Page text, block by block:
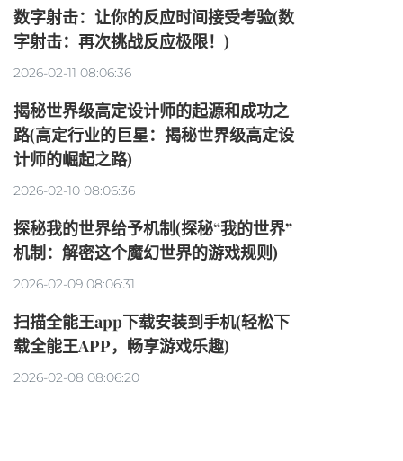
数字射击：让你的反应时间接受考验(数
字射击：再次挑战反应极限！)
2026-02-11 08:06:36
揭秘世界级高定设计师的起源和成功之
路(高定行业的巨星：揭秘世界级高定设
计师的崛起之路)
2026-02-10 08:06:36
探秘我的世界给予机制(探秘“我的世界”
机制：解密这个魔幻世界的游戏规则)
2026-02-09 08:06:31
扫描全能王app下载安装到手机(轻松下
载全能王APP，畅享游戏乐趣)
2026-02-08 08:06:20